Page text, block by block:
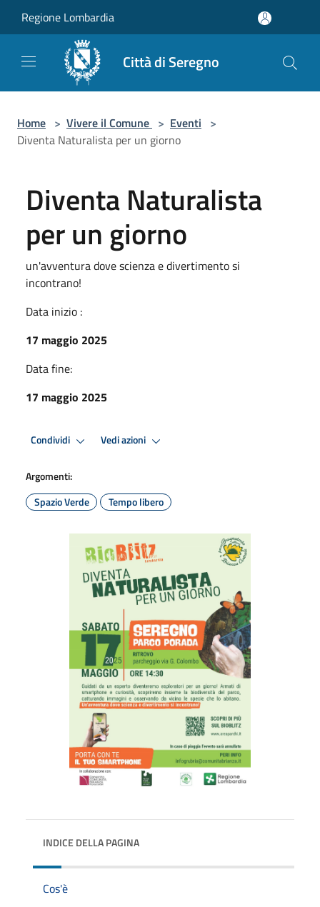
Regione Lombardia
Città di Seregno
Home > Vivere il Comune > Eventi >
Diventa Naturalista per un giorno
Diventa Naturalista
per un giorno
un'avventura dove scienza e divertimento si
incontrano!
Data inizio :
17 maggio 2025
Data fine:
17 maggio 2025
Condividi Vedi azioni
Argomenti:
Spazio Verde
Tempo libero
INDICE DELLA PAGINA
Cos'è